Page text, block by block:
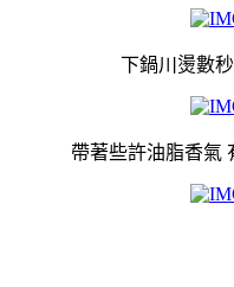
下鍋川燙數
帶著些許油脂香氣